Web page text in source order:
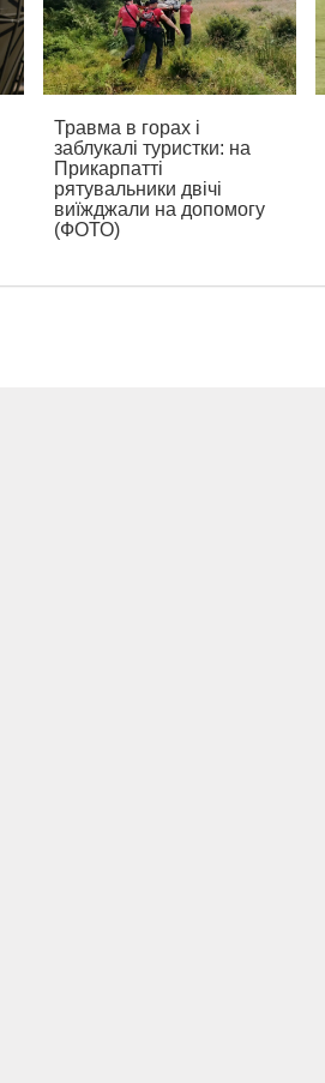
Травма в горах і
заблукалі туристки: на
Прикарпатті
рятувальники двічі
виїжджали на допомогу
(ФОТО)